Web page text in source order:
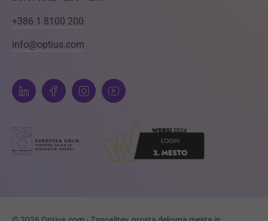
+386 1 8100 200
info@optius.com